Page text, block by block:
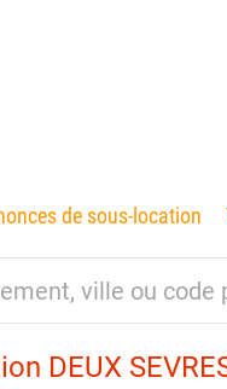
de sous-location
DEUX